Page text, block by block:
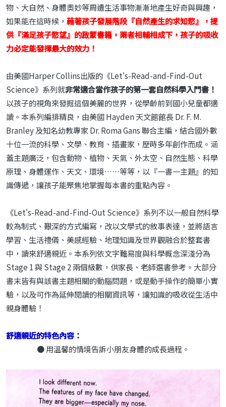
物、大自然、身體奧妙等周遭生活事物漸漸地產生好奇與興趣，
如果能在這時候， 藉著孩子發展階段『自然產生的求知慾』，提
供『滿足孩子慾望』的啟蒙書籍，兩者相輔相成下，孩子的吸收
力必定能發揮最大的效力！
由美國Harper Collins出版的《Let's-Read-and-Find-Out
Science》系列就非常適合當作孩子的第一套自然科學入門書！
以孩子的視角來發掘這個美麗的世界，從學齡前到國小兒童都適
讀。本系列編排精良，由美國 Hayden 天文館館長 Dr. F. M.
Branley 及知名幼教專家 Dr. Roma Gans 聯合主編，結合國外數
十位一流的科學、文學、教育、插畫家，歷時多年創作而成。涵
蓋主題廣泛，包含動物、植物、天氣、外太空、自然生態、科學
原理、身體運作、天文、環境……等等，以『一書一主題』的知
識傳遞，讓孩子能聚焦地掌握每本書的重點內容。
《Let's-Read-and-Find-Out Science》系列不以一般自然科學
較為制式、艱深的方式編寫，改以文學式的敘事表達，並將語言
學習、生活禮儀、美感經驗、地理知識及世界觀融合於整套書
中，讀來舒適親近。本系列依文字難易度與科學概念深淺分為
Stage 1 與 Stage 2 兩個級數，供家長、老師選書參考。大部分
書末皆有與該書主題相關的動腦問題，或是動手操作的簡單小實
驗，以及可作為延伸閱讀的相關資訊等，讓知識的吸收從生活中
親身體驗！
舒適親近的特色內容：
● 用溫馨的情境告訴小朋友身體的成長過程。